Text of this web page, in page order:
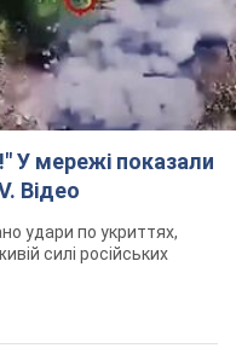
У мережі показали
Відео
удари по укриттях,
силі російських